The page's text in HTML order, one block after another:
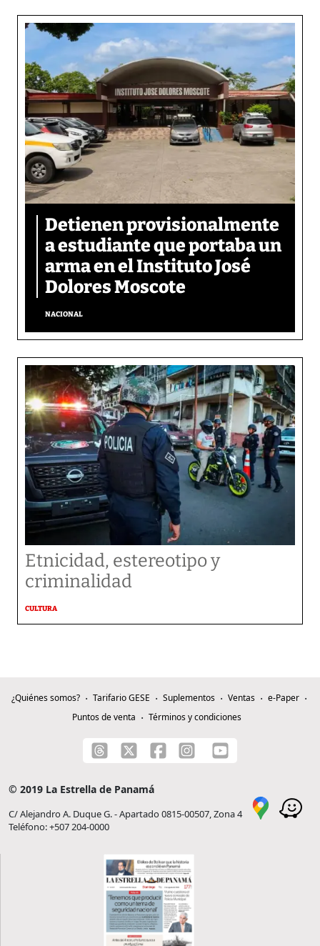
Detienen provisionalmente
a estudiante que portaba un
arma en el Instituto José
Dolores Moscote
NACIONAL
Etnicidad, estereotipo y
criminalidad
CULTURA
¿Quiénes somos? Tarifario GESE Suplementos Ventas
e-Paper
Puntos de venta
Términos y condiciones
© 2019 La Estrella de Panamá
C/ Alejandro A. Duque G. - Apartado 0815-00507, Zona 4
Teléfono: +507 204-0000